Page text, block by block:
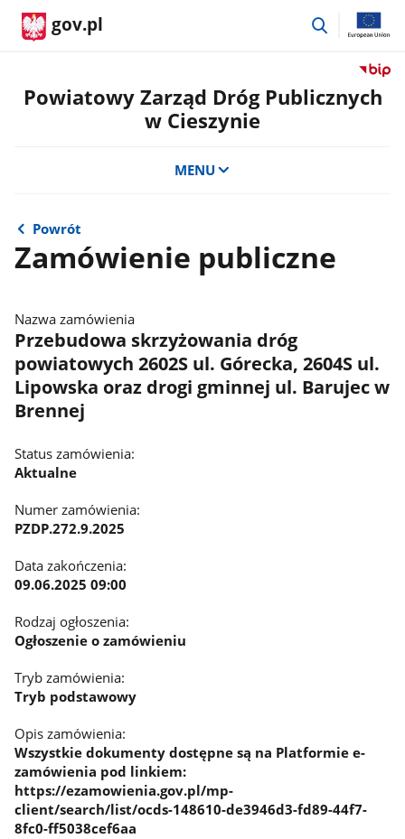
gov.pl
przejdź
Przejdź
do
Powiatowy Zarząd Dróg Publicznych
w Cieszynie
MENU
Powrót
Zamówienie publiczne
Nazwa zamówienia
Przebudowa skrzyżowania dróg
powiatowych 2602S ul. Górecka, 2604S ul.
Lipowska oraz drogi gminnej ul. Barujec w
Brennej
Status zamówienia:
Aktualne
Numer zamówienia:
PZDP.272.9.2025
Data zakończenia:
09.06.2025 09:00
Rodzaj ogłoszenia:
Ogłoszenie o zamówieniu
Tryb zamówienia:
Tryb podstawowy
Opis zamówienia:
Wszystkie dokumenty dostępne są na Platformie e-
zamówienia pod linkiem:
https://ezamowienia.gov.pl/mp-
client/search/list/ocds-148610-de3946d3-fd89-44f7-
8fc0-ff5038cef6aa